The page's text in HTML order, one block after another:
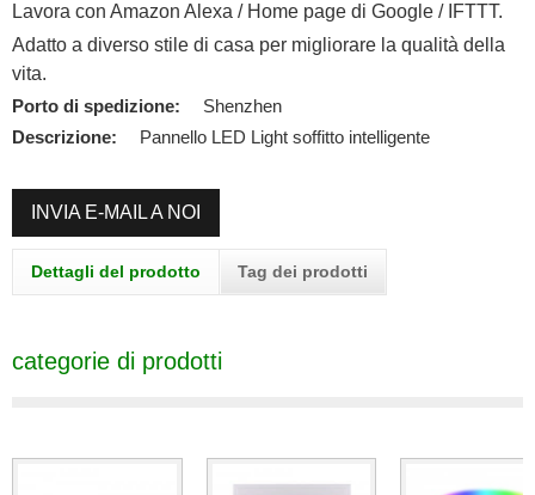
Lavora con Amazon Alexa / Home page di Google / IFTTT.
Adatto a diverso stile di casa per migliorare la qualità della
vita.
Porto di spedizione:
Shenzhen
Descrizione:
Pannello LED Light soffitto intelligente
INVIA E-MAIL A NOI
Dettagli del prodotto Tag dei prodotti
categorie di prodotti